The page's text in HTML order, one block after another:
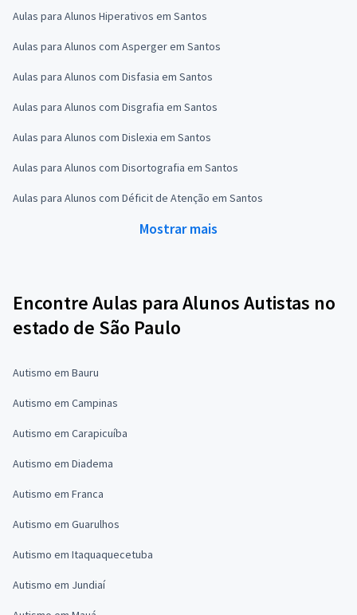
Aulas para Alunos Hiperativos em Santos
Aulas para Alunos com Asperger em Santos
Aulas para Alunos com Disfasia em Santos
Aulas para Alunos com Disgrafia em Santos
Aulas para Alunos com Dislexia em Santos
Aulas para Alunos com Disortografia em Santos
Aulas para Alunos com Déficit de Atenção em Santos
Mostrar mais
Encontre Aulas para Alunos Autistas no
estado de São Paulo
Autismo em Bauru
Autismo em Campinas
Autismo em Carapicuíba
Autismo em Diadema
Autismo em Franca
Autismo em Guarulhos
Autismo em Itaquaquecetuba
Autismo em Jundiaí